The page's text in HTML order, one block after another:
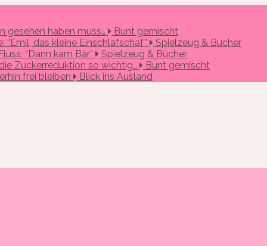
gesehen haben muss…
Bunt gemischt
das kleine Einschlafschaf”
Spielzeug & Bücher
“Dann kam Bär”
Spielzeug & Bücher
Zuckerreduktion so wichtig…
Bunt gemischt
frei bleiben
Blick ins Ausland